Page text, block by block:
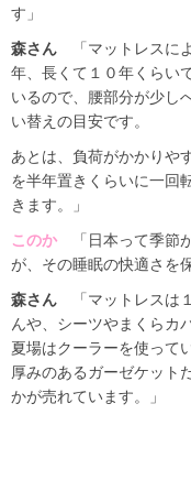
す」
森さん 「マットレスに
年、長くて１０年くらい
いるので、腰部分が少し
い替えの目安です。
あとは、負荷がかかりや
を半年置きくらいに一回
きます。」
このか 「日本って季節
が、その睡眠の快適さを
森さん 「マットレスは
んや、シーツやまくらカ
夏場はクーラーを使って
厚みのあるガーゼケット
かが売れています。」